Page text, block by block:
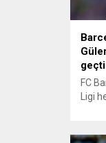
geçti
FC
Ligi